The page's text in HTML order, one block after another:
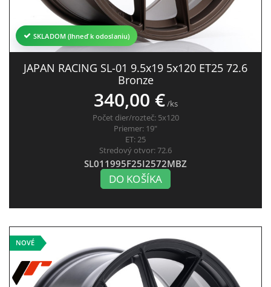
SKLADOM (Ihneď k odoslaniu)
JAPAN RACING SL-01 9.5x19 5x120 ET25 72.6
Bronze
340,00 €/ks
Počet dier/rozteč: 5x120
Priemer: 19"
ET:25
Stredový otvor:72.6
SL011995F25I2572MBZ
DO KOŠÍKA
NOVÉ